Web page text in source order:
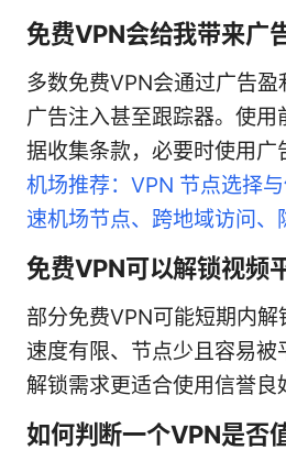
免费VPN会给我带来广
多数免费VPN会通过广告盈
广告注入甚至跟踪器。使用
据收集条款，必要时使用广
机场推荐：VPN 节点选择
速机场节点、跨地域访问、
免费VPN可以解锁视频
部分免费VPN可能短期内
速度有限、节点少且容易被
解锁需求更适合使用信誉良
如何判断一个VPN是否